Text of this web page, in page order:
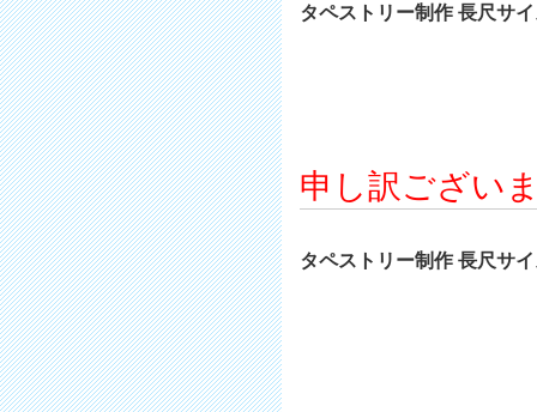
タペストリー制作 長尺サ
申し訳ござい
タペストリー制作 長尺サ